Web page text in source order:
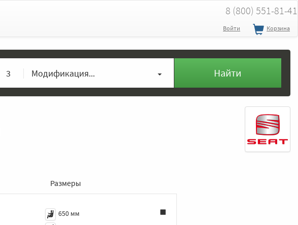
8 (800) 551-81-41
Войти Корзина
3 Модификация... Найти
Размеры
650 мм